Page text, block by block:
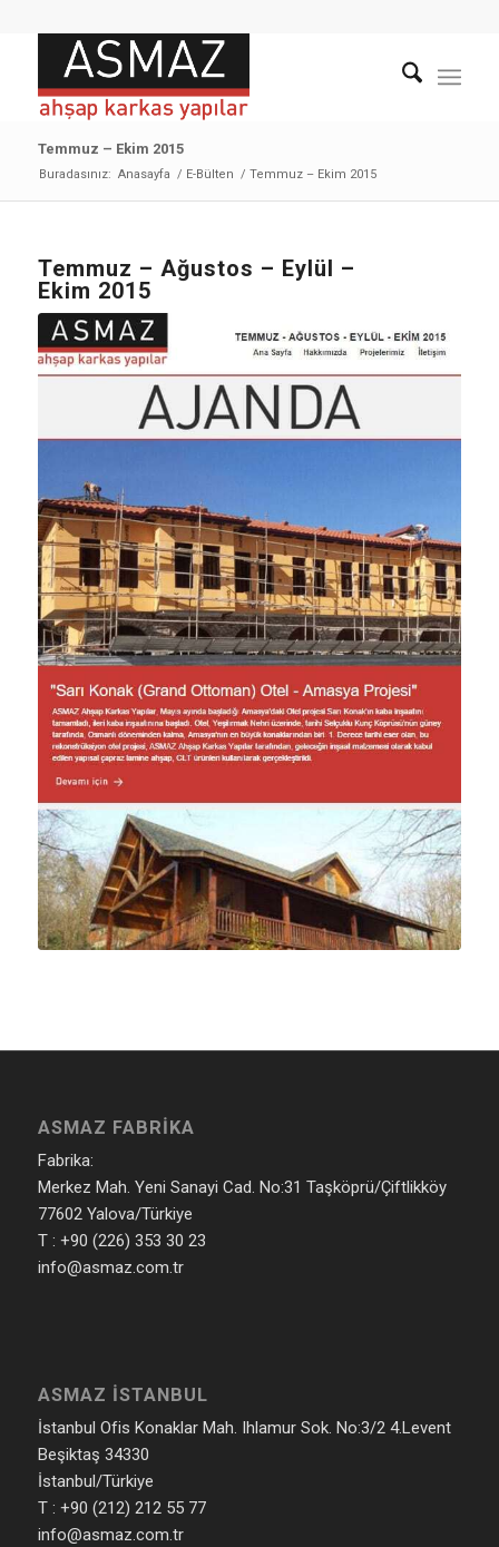
Temmuz – Ekim 2015
Buradasınız: Anasayfa / E-Bülten / Temmuz – Ekim 2015
Temmuz – Ağustos – Eylül –
Ekim 2015
ASMAZ FABRIKA
Fabrika:
Merkez Mah. Yeni Sanayi Cad. No:31 Taşköprü/Çiftlikköy
77602 Yalova/Türkiye
T : +90 (226) 353 30 23
info@asmaz.com.tr
ASMAZ İSTANBUL
İstanbul Ofis Konaklar Mah. Ihlamur Sok. No:3/2 4.Levent
Beşiktaş 34330
İstanbul/Türkiye
T : +90 (212) 212 55 77
info@asmaz.com.tr